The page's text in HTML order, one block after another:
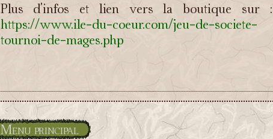
Plus d'infos et lien vers la boutique sur :
https://www.ile-du-coeur.com/jeu-de-societe-
tournoi-de-mages.php
Menu principal